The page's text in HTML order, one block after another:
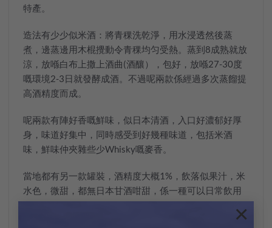
×
特產。
造法有少少似米酒：將青稞洗乾淨，用水浸透然後蒸
煮，邊蒸邊用木棍攪動令青稞均匀受熱。蒸到8成熟就放
涼，放喺白布上撒上酒曲(酒釀），包好，放喺27-30度
嘅環境2-3日就發酵成酒。不過呢兩款係經過多次蒸餾提
高酒精度而成。
呢兩款有陣好香嘅鮮味，似日本清酒，入口好濃郁好厚
身，味道好集中，同時感受到好幾種味道，包括米酒
味，鮮味仲夾雜些少Whisky嘅麥香。
當地都有另一款罐裝，酒精度大概1%，飲落似果汁，米
水色，微甜，都無日本甘酒咁甜，係一種可以日常飲用
嘅飲品。